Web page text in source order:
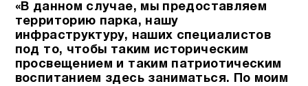
«В данном случае, мы предоставляем
территорию парка, нашу
инфраструктуру, наших специалистов
под то, чтобы таким историческим
просвещением и таким патриотическим
воспитанием здесь заниматься. По моим